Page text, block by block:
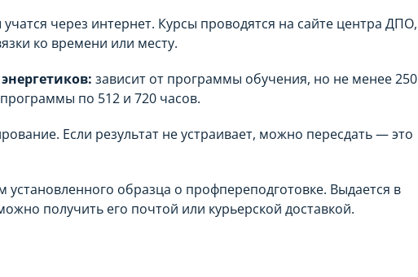
через интернет. Курсы проводятся на сайте центра ДПО,
ко времени или месту.
зависит от программы обучения, но не менее 250
по 512 и 720 часов.
Если результат не устраивает, можно пересдать — это
установленного образца о профпереподготовке. Выдается в
получить его почтой или курьерской доставкой.